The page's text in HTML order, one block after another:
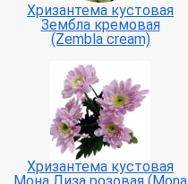
Хризантема кустовая
Зембла кремовая
(Zembla cream)
Хризантема кустовая